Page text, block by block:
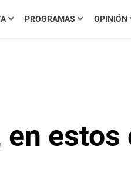
PROGRAMAS OPINIÓN
en